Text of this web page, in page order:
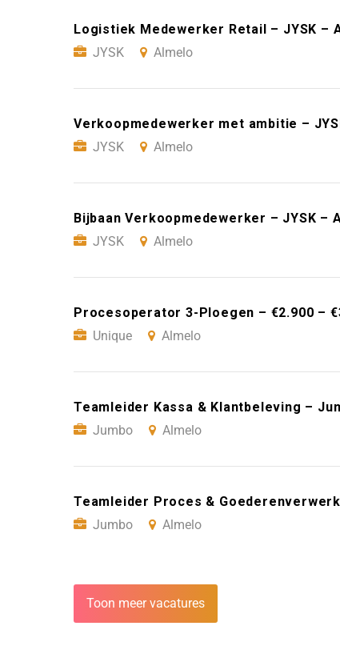
Logistiek Medewerker Retail – JYSK –
JYSK
Almelo
Verkoopmedewerker met ambitie –
JYSK
Almelo
Bijbaan Verkoopmedewerker – JYSK –
JYSK
Almelo
Procesoperator 3-Ploegen – €2.900 –
Unique
Almelo
Teamleider Kassa & Klantbeleving –
Jumbo
Almelo
Teamleider Proces &
Jumbo
Almelo
Toon meer vacatures